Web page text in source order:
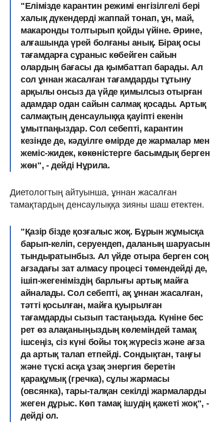
"Елімізде карантин режимі енгізілгелі бері
халық дүкендерді жаппай тонап, ұн, май,
макаронды толтырып қойды үйіне. Әрине,
алғашында үрей болғаны анық. Бірақ осы
тағамдарға сұраныс көбейген сайын
олардың бағасы да қымбаттап барады. Ал
сол ұннан жасалған тағамдарды тұтыну
арқылы онсыз да үйде қимылсыз отырған
адамдар одан сайын салмақ қосады. Артық
салмақтың денсаулыққа қауіпті екенін
ұмытпаңыздар. Сол себепті, карантин
кезінде де, кәдуілге өмірде де жармалар мен
жеміс-жидек, көкөністерге басымдық берген
жөн", - дейді Нұрила.
Диетологтың айтуынша, ұннан жасалған
тамақтардың денсаулыққа зияны шаш етектен.
"Қазір бізде қозғалыс жоқ. Бұрын жұмысқа
барып-келіп, серуендеп, даланың шаруасын
тындыратынбыз. Ал үйде отыра берген соң
ағзадағы зат алмасу процесі төмендейді де,
ішіп-жегеніміздің барлығы артық майға
айналады. Сол себепті, ақ ұннан жасалған,
тәтті қосылған, майға қуырылған
тағамдарды сызып тастаңызда. Күніне бес
рет өз алақаныңыздың көлеміндей тамақ
ішсеңіз, сіз күні бойы тоқ жүресіз және ағза
да артық талап етпейді. Сондықтан, таңғы
және түскі асқа ұзақ энергия беретін
қарақұмық (гречка), сұлы жармасы
(овсянка), тары-талқан секілді жармаларды
жеген дұрыс. Көп тамақ ішудің қажеті жоқ", -
дейді ол.